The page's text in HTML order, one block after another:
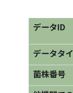
データID
データタ
菌株番号